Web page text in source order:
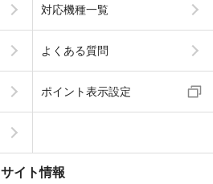
対応機種一覧
よくある質問
ポイント表示設定
サイト情報